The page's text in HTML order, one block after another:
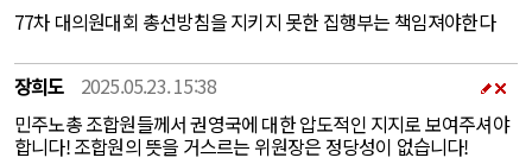
77차 대의원대회 총선방침을 지키지 못한 집행부는 책임져야한다
장희도
2025.05.23. 15:38
민주노총 조합원들께서 권영국에 대한 압도적인 지지로 보여주셔야
합니다! 조합원의 뜻을 거스르는 위원장은 정당성이 없습니다!